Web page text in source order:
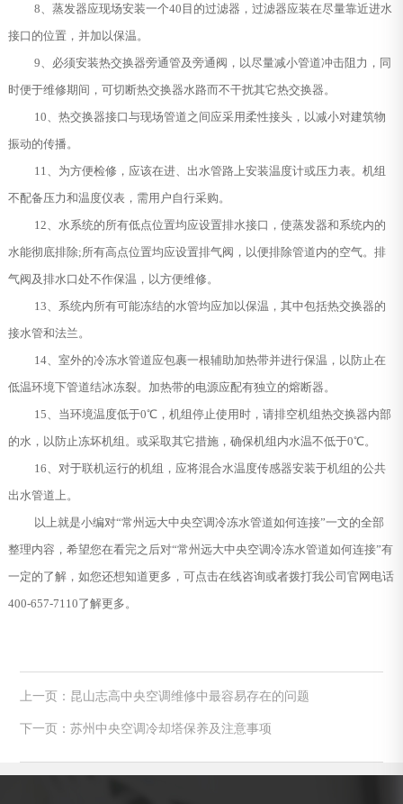
8、蒸发器应现场安装一个40目的过滤器，过滤器应装在尽量靠近进水
接口的位置，并加以保温。
9、必须安装热交换器旁通管及旁通阀，以尽量减小管道冲击阻力，同
时便于维修期间，可切断热交换器水路而不干扰其它热交换器。
10、热交换器接口与现场管道之间应采用柔性接头，以减小对建筑物
振动的传播。
11、为方便检修，应该在进、出水管路上安装温度计或压力表。机组
不配备压力和温度仪表，需用户自行采购。
12、水系统的所有低点位置均应设置排水接口，使蒸发器和系统内的
水能彻底排除;所有高点位置均应设置排气阀，以便排除管道内的空气。排
气阀及排水口处不作保温，以方便维修。
13、系统内所有可能冻结的水管均应加以保温，其中包括热交换器的
接水管和法兰。
14、室外的冷冻水管道应包裹一根辅助加热带并进行保温，以防止在
低温环境下管道结冰冻裂。加热带的电源应配有独立的熔断器。
15、当环境温度低于0℃，机组停止使用时，请排空机组热交换器内部
的水，以防止冻坏机组。或采取其它措施，确保机组内水温不低于0℃。
16、对于联机运行的机组，应将混合水温度传感器安装于机组的公共
出水管道上。
以上就是小编对“常州远大中央空调冷冻水管道如何连接”一文的全部
整理内容，希望您在看完之后对“常州远大中央空调冷冻水管道如何连接”有
一定的了解，如您还想知道更多，可点击在线咨询或者拨打我公司官网电话
400-657-7110了解更多。
上一页：昆山志高中央空调维修中最容易存在的问题
下一页：苏州中央空调冷却塔保养及注意事项